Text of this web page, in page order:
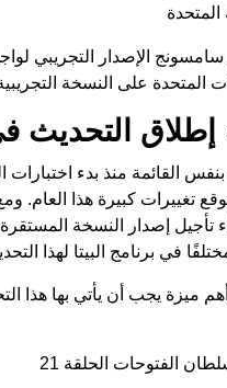
المتحدة
المتحدة على النسخة
إطلاق
في برنامج البيتا لهذا
ميزة يجب أن يأتي بها هذا
الفتوحات الحلقة 21